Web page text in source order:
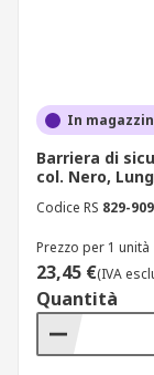
In
Barriera di
col. Nero,
Codice RS 829-
Prezzo per 1 unità
23,45 €(IVA
Quantità